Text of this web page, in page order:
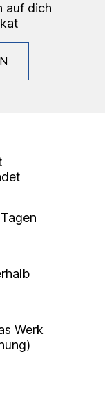
auf dich
Werk